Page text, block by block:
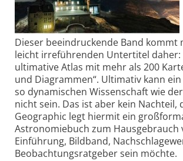
Dieser beeindruckende Band kommt
leicht irreführenden Unter­titel daher:
ultimative Atlas mit mehr als 200
und Dia­grammen“. Ultimativ kann
so dynamischen Wissen­schaft wie
nicht sein. Das ist aber kein Nachteil,
Geographic legt hiermit ein
Astronomiebuch zum Hausgebrauch
Einführung, Bildband,
Beobachtungsratgeber sein möchte.